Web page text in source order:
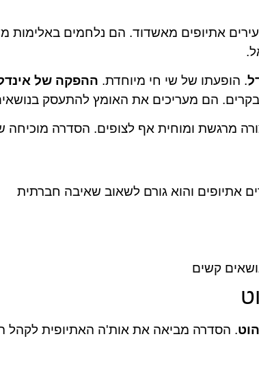
אתיופים מאשדוד. הם נלחמים באלימות
. הופעתו של שי חי מיוחדת. ההפקה של
הם מעריכים את האומץ להתעסק
קשים
הוט. הסדרה מביאה את אות'ה האתיופית לקהל